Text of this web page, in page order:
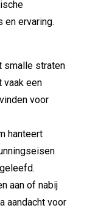
en ervaring.
smalle straten
vaak een
voor
hanteert
aan of nabij
aandacht voor